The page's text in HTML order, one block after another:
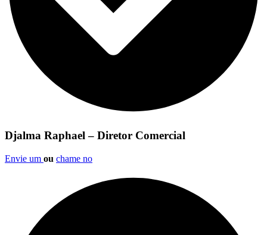
Djalma Raphael – Diretor Comercial
Envie um ou chame no